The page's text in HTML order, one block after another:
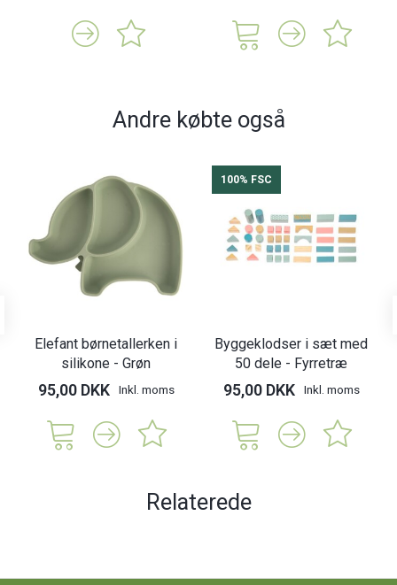
Andre købte også
Elefant børnetallerken i
silikone - Grøn
95,00 DKK Inkl. moms
100% FSC
Byggeklodser i sæt med
50 dele - Fyrretræ
95,00 DKK Inkl. moms
Relaterede